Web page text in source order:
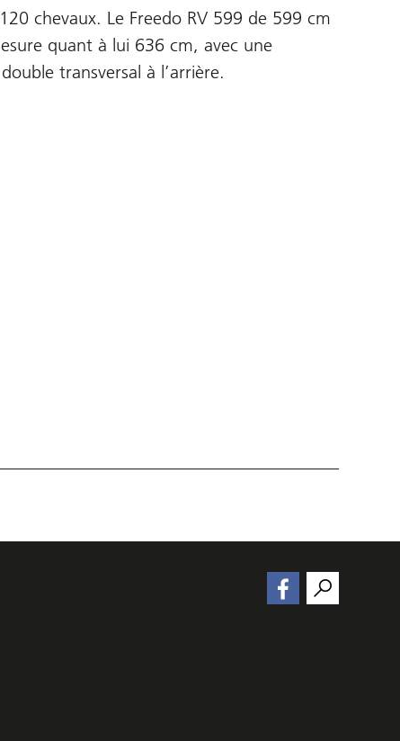
chevaux. Le Freedo RV 599 de 599 cm
quant à lui 636 cm, avec une
transversal à l’arrière.